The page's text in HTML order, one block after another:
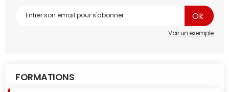
Voir un exemple
FORMATIONS